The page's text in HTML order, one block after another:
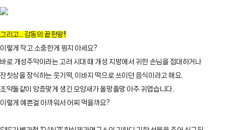
그리고... 감동의 끝판왕!!
이렇게 작고 소중한게 뭔지 아세요?
바로 개성주악이라는 고려 시대 때 개성 지방에서 귀한 손님을 접대하거나
잔칫상을 장식하는 웃기떡, 이바지 떡으로 쓰이던 음식이라고 해요.
조약돌같이 앙증맞게 생긴 모양새가 올망졸망 아주 귀엽습니다.
이렇게 예쁜걸 아까워서 어찌 먹을까요?